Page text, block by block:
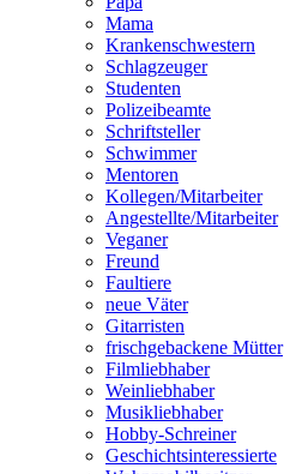
Mama
Krankenschwestern
Schlagzeuger
Studenten
Polizeibeamte
Schriftsteller
Schwimmer
Mentoren
Kollegen/Mitarbeiter
Angestellte/Mitarbeiter
Veganer
Freund
Faultiere
neue Väter
Gitarristen
frischgebackene Mütter
Filmliebhaber
Weinliebhaber
Musikliebhaber
Hobby-Schreiner
Geschichtsinteressierte